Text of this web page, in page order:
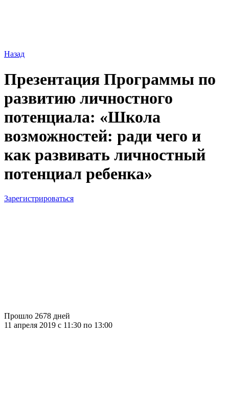
Назад
Презентация Программы по
развитию личностного
потенциала: «Школа
возможностей: ради чего и
как развивать личностный
потенциал ребенка»
Зарегистрироваться
Прошло 2678 дней
11 апреля 2019 c 11:30 по 13:00